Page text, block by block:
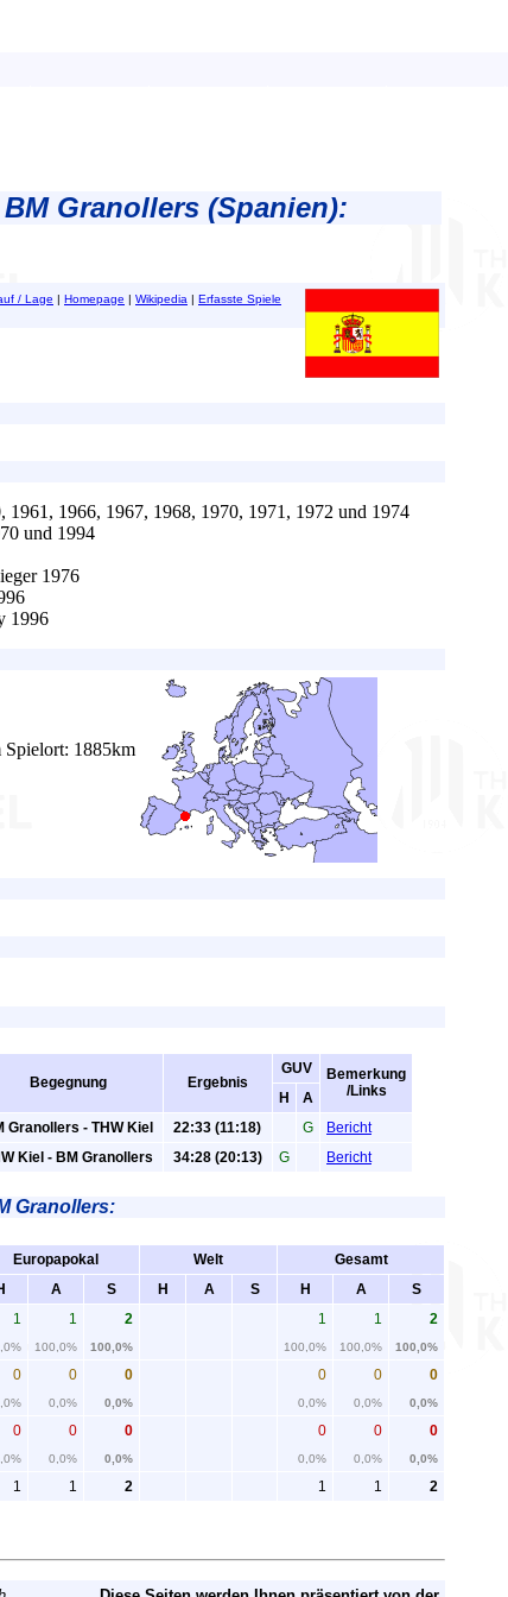
Granollers (Spanien):
/ Lage | Homepage | Wikipedia | Erfasste Spiele
1961, 1966, 1967, 1968, 1970, 1971, 1972 und 1974
und 1994
1976
1996
Spielort: 1885km
Begegnung Ergebnis
GUV
Bemerkung
/Links
H
A
Granollers - THW Kiel 22:33 (11:18) G
Bericht
Kiel - BM Granollers 34:28 (20:13) G Bericht
Granollers:
Europapokal Welt
Gesamt
A S H A S H A
S
1 1
100,0%
2
100,0%
1
100,0%
1
100,0%
2
100,0%
0 0
0,0%
0
0,0%
0
0,0%
0
0,0%
0
0,0%
0 0
0,0%
0
0,0%
0
0,0%
0
0,0%
0
0,0%
1 1 2 1 1 2